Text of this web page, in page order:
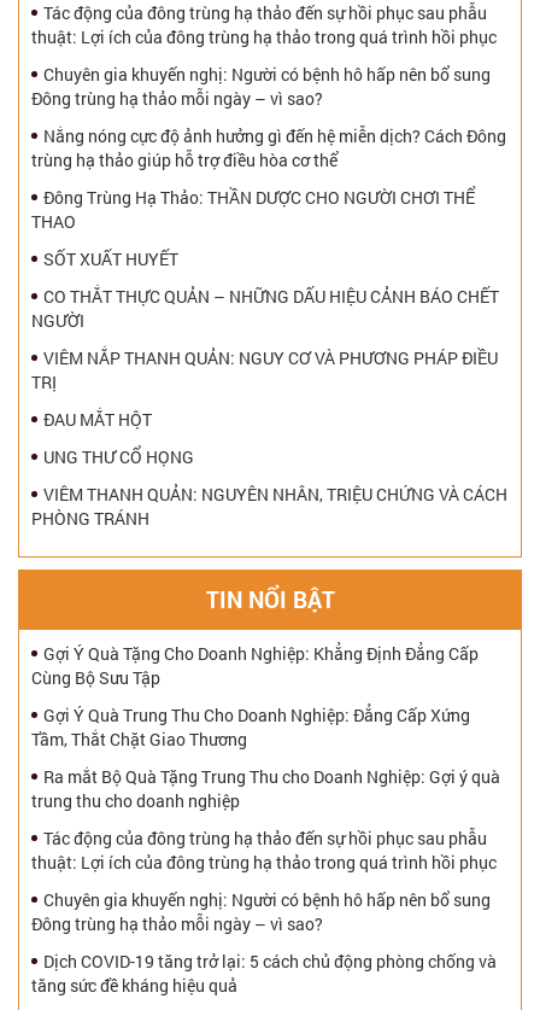
Tác động của đông trùng hạ thảo đến sự hồi phục sau phẫu
thuật: Lợi ích của đông trùng hạ thảo trong quá trình hồi phục
Chuyên gia khuyến nghị: Người có bệnh hô hấp nên bổ sung
Đông trùng hạ thảo mỗi ngày – vì sao?
Nắng nóng cực độ ảnh hưởng gì đến hệ miễn dịch? Cách Đông
trùng hạ thảo giúp hỗ trợ điều hòa cơ thể
Đông Trùng Hạ Thảo: THẦN DƯỢC CHO NGƯỜI CHƠI THỂ
THAO
SỐT XUẤT HUYẾT
CO THẮT THỰC QUẢN – NHỮNG DẤU HIỆU CẢNH BÁO CHẾT
NGƯỜI
VIÊM NẮP THANH QUẢN: NGUY CƠ VÀ PHƯƠNG PHÁP ĐIỀU
TRỊ
ĐAU MẮT HỘT
UNG THƯ CỔ HỌNG
VIÊM THANH QUẢN: NGUYÊN NHÂN, TRIỆU CHỨNG VÀ CÁCH
PHÒNG TRÁNH
TIN NỔI BẬT
Gợi Ý Quà Tặng Cho Doanh Nghiệp: Khẳng Định Đẳng Cấp
Cùng Bộ Sưu Tập
Gợi Ý Quà Trung Thu Cho Doanh Nghiệp: Đẳng Cấp Xứng
Tầm, Thắt Chặt Giao Thương
Ra mắt Bộ Quà Tặng Trung Thu cho Doanh Nghiệp: Gợi ý quà
trung thu cho doanh nghiệp
Tác động của đông trùng hạ thảo đến sự hồi phục sau phẫu
thuật: Lợi ích của đông trùng hạ thảo trong quá trình hồi phục
Chuyên gia khuyến nghị: Người có bệnh hô hấp nên bổ sung
Đông trùng hạ thảo mỗi ngày – vì sao?
Dịch COVID-19 tăng trở lại: 5 cách chủ động phòng chống và
tăng sức đề kháng hiệu quả